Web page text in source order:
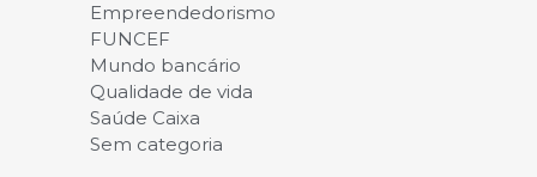
Empreendedorismo
FUNCEF
Mundo bancário
Qualidade de vida
Saúde Caixa
Sem categoria